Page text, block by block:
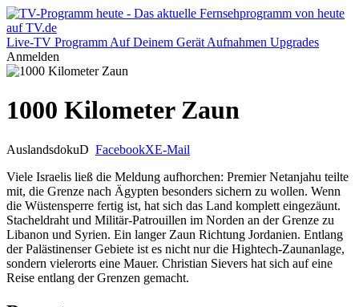
Live-TV Programm Auf Deinem Gerät Aufnahmen Upgrades
Anmelden
1000 Kilometer Zaun
AuslandsdokuD FacebookXE-Mail
Viele Israelis ließ die Meldung aufhorchen: Premier Netanjahu teilte
mit, die Grenze nach Ägypten besonders sichern zu wollen. Wenn
die Wüstensperre fertig ist, hat sich das Land komplett eingezäunt.
Stacheldraht und Militär-Patrouillen im Norden an der Grenze zu
Libanon und Syrien. Ein langer Zaun Richtung Jordanien. Entlang
der Palästinenser Gebiete ist es nicht nur die Hightech-Zaunanlage,
sondern vielerorts eine Mauer. Christian Sievers hat sich auf eine
Reise entlang der Grenzen gemacht.